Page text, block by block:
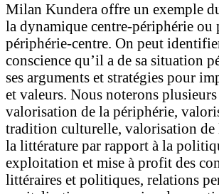
Milan Kundera offre un exemple
la dynamique centre-périphérie ou
périphérie-centre. On peut
conscience qu’il a de sa situation
ses arguments et stratégies pour
et valeurs. Nous noterons plusieurs
valorisation de la périphérie,
tradition culturelle, valorisation de
la littérature par rapport à la
exploitation et mise à profit des
littéraires et politiques, relations